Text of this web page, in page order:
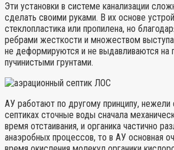
Эти установки в системе канализации
сделать своими руками. В их основе
стеклопластика или пропилена, но
ребрами жесткости и множеством
не деформируются и не выдавливаются на
пучинистыми грунтами.
АУ работают по другому принципу, нежели
септиках сточные воды сначала
время отстаивания, и органика частично
анаэробных процессов, то в АУ основная